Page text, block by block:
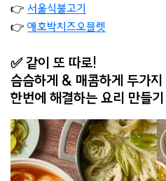
👉 서울식불고기
👉 애호박치즈오믈렛
✅ 같이 또 따로!
슴슴하게 & 매콤하게 두가지
한번에 해결하는 요리 만들기